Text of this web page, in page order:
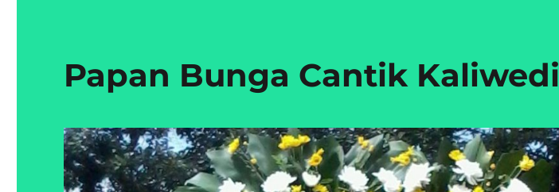
Papan Bunga Cantik Kaliwedi